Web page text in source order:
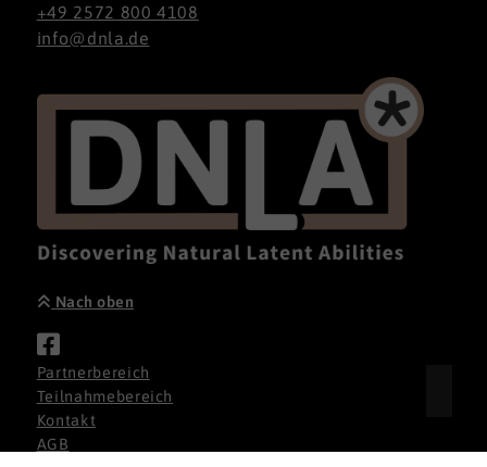
+49 2572 800 4108
info@dnla.de
Nach oben
Partnerbereich
Teilnahmebereich
Kontakt
AGB